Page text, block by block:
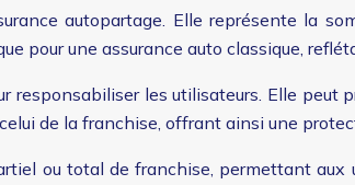
autopartage. Elle représente la
pour une assurance auto classique,
les utilisateurs. Elle peut
de la franchise, offrant ainsi une
ou total de franchise, permettant